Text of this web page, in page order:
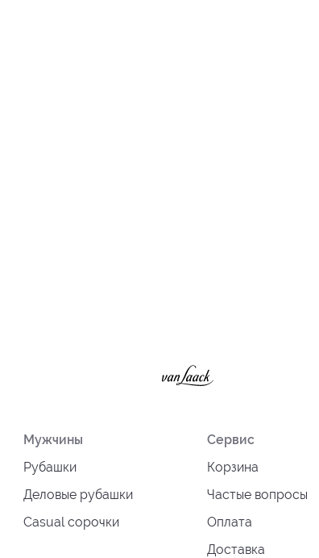
Мужчины
Рубашки
Деловые рубашки
Casual сорочки
Сервис
Корзина
Частые вопросы
Оплата
Доставка